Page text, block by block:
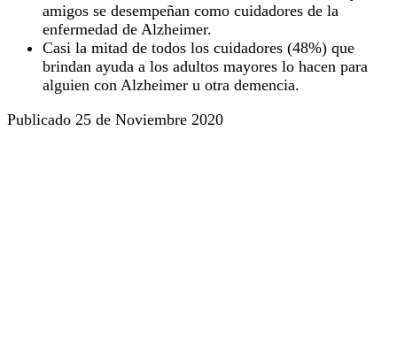
amigos se desempeñan como cuidadores de la
enfermedad de Alzheimer.
Casi la mitad de todos los cuidadores (48%) que
brindan ayuda a los adultos mayores lo hacen para
alguien con Alzheimer u otra demencia.
Publicado 25 de Noviembre 2020